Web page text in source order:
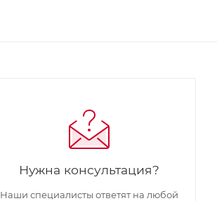
Нужна консультация?
Наши специалисты ответят на любой